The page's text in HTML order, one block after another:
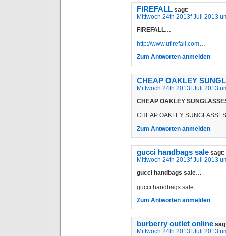
FIREFALL sagt:
Mittwoch 24th 2013f Juli 2013
FIREFALL…
http://www.ufirefall.com…
Zum Antworten anmelden
CHEAP OAKLEY
Mittwoch 24th 2013f Juli 2013
CHEAP OAKLEY
CHEAP OAKLEY
Zum Antworten anmelden
gucci handbags sale sagt:
Mittwoch 24th 2013f Juli 2013
gucci handbags sale…
gucci handbags sale…
Zum Antworten anmelden
burberry outlet online
Mittwoch 24th 2013f Juli 2013